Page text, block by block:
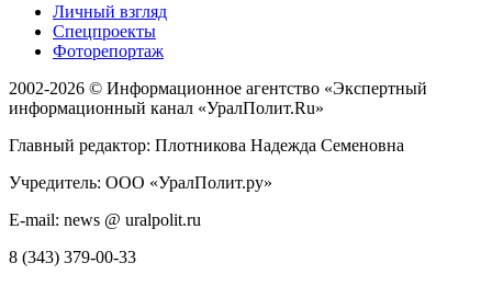
Личный взгляд
Спецпроекты
Фоторепортаж
2002-2026 © Информационное агентство «Экспертный
информационный канал «УралПолит.Ru»
Главный редактор: Плотникова Надежда Семеновна
Учредитель: ООО «УралПолит.ру»
E-mail: news @ uralpolit.ru
8 (343) 379-00-33